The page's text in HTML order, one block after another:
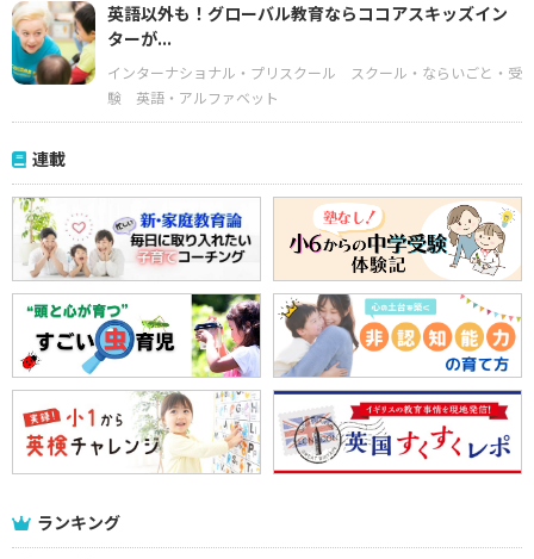
英語以外も！グローバル教育ならココアスキッズイン
ターが...
インターナショナル・プリスクール
スクール・ならいごと・受
験
英語・アルファベット
連載
ランキング